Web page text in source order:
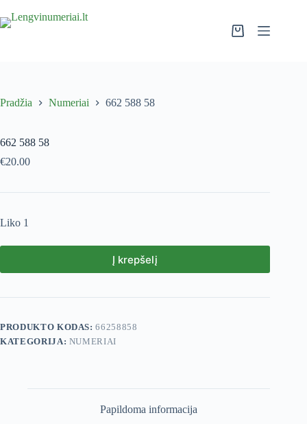
Pradžia Numeriai 662 588 58
662 588 58
€20.00
Liko 1
Į krepšelį
PRODUKTO KODAS:66258858
KATEGORIJA: NUMERIAI
Papildoma informacija